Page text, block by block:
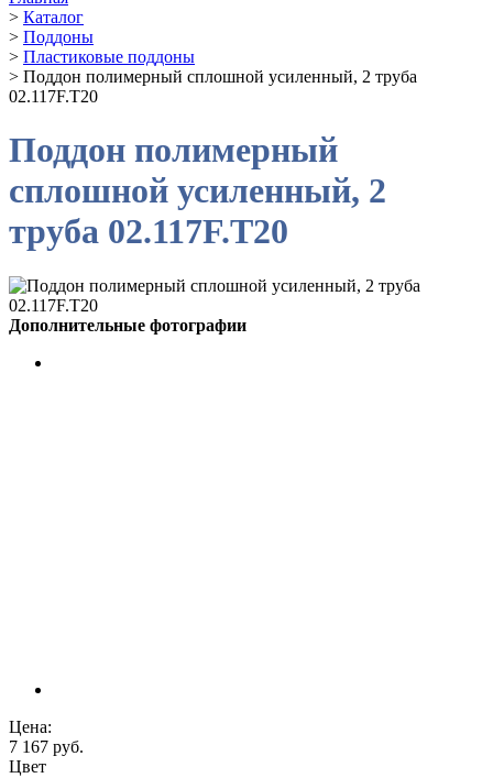
> Каталог
> Поддоны
> Пластиковые поддоны
> Поддон полимерный сплошной усиленный, 2 труба
02.117F.T20
Поддон полимерный
сплошной усиленный, 2
труба 02.117F.T20
Дополнительные фотографии
Цена:
7 167 руб.
Цвет